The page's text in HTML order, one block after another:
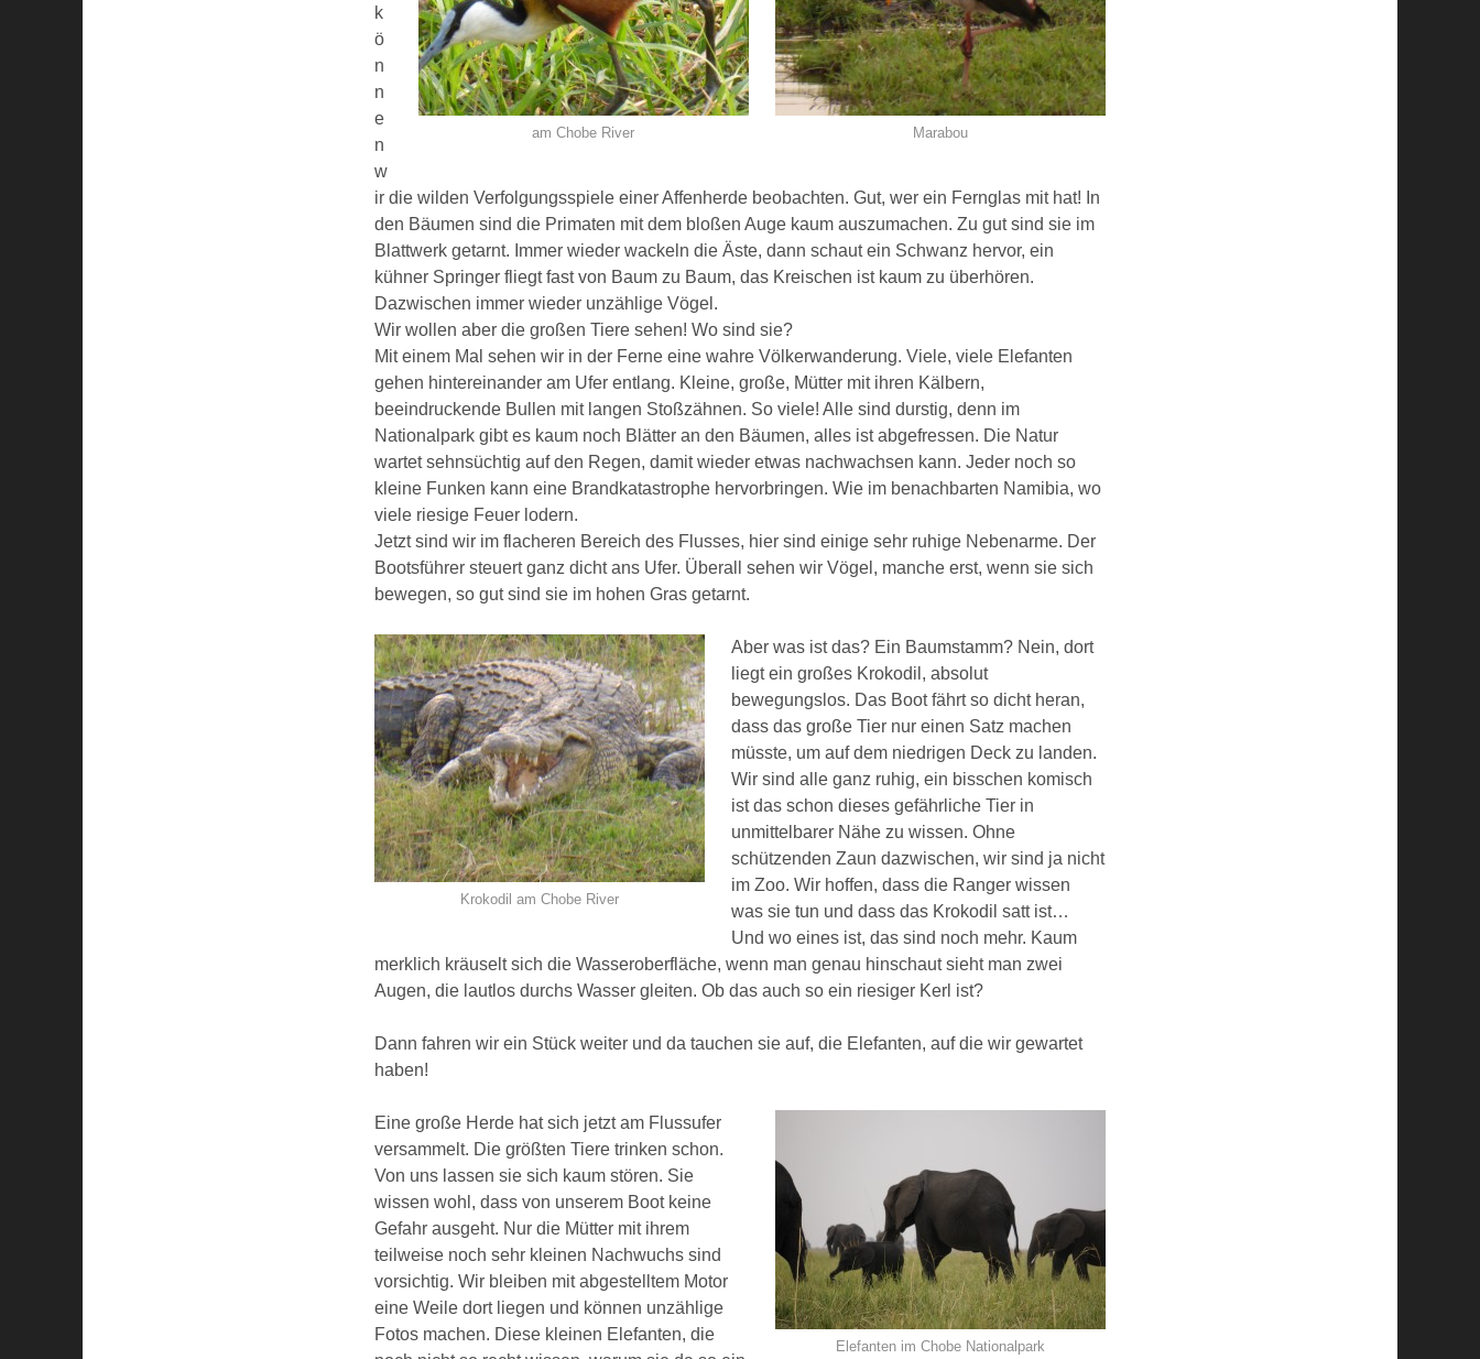
Marabou
am Chobe River
k
ö
n
n
e
n
w
ir die wilden Verfolgungsspiele einer Affenherde beobachten. Gut, wer ein Fernglas mit hat! In
den Bäumen sind die Primaten mit dem bloßen Auge kaum auszumachen. Zu gut sind sie im
Blattwerk getarnt. Immer wieder wackeln die Äste, dann schaut ein Schwanz hervor, ein
kühner Springer fliegt fast von Baum zu Baum, das Kreischen ist kaum zu überhören.
Dazwischen immer wieder unzählige Vögel.
Wir wollen aber die großen Tiere sehen! Wo sind sie?
Mit einem Mal sehen wir in der Ferne eine wahre Völkerwanderung. Viele, viele Elefanten
gehen hintereinander am Ufer entlang. Kleine, große, Mütter mit ihren Kälbern,
beeindruckende Bullen mit langen Stoßzähnen. So viele! Alle sind durstig, denn im
Nationalpark gibt es kaum noch Blätter an den Bäumen, alles ist abgefressen. Die Natur
wartet sehnsüchtig auf den Regen, damit wieder etwas nachwachsen kann. Jeder noch so
kleine Funken kann eine Brandkatastrophe hervorbringen. Wie im benachbarten Namibia, wo
viele riesige Feuer lodern.
Jetzt sind wir im flacheren Bereich des Flusses, hier sind einige sehr ruhige Nebenarme. Der
Bootsführer steuert ganz dicht ans Ufer. Überall sehen wir Vögel, manche erst, wenn sie sich
bewegen, so gut sind sie im hohen Gras getarnt.
Krokodil am Chobe River
Aber was ist das? Ein Baumstamm? Nein, dort
liegt ein großes Krokodil, absolut
bewegungslos. Das Boot fährt so dicht heran,
dass das große Tier nur einen Satz machen
müsste, um auf dem niedrigen Deck zu landen.
Wir sind alle ganz ruhig, ein bisschen komisch
ist das schon dieses gefährliche Tier in
unmittelbarer Nähe zu wissen. Ohne
schützenden Zaun dazwischen, wir sind ja nicht
im Zoo. Wir hoffen, dass die Ranger wissen
was sie tun und dass das Krokodil satt ist…
Und wo eines ist, das sind noch mehr. Kaum
merklich kräuselt sich die Wasseroberfläche, wenn man genau hinschaut sieht man zwei
Augen, die lautlos durchs Wasser gleiten. Ob das auch so ein riesiger Kerl ist?
Dann fahren wir ein Stück weiter und da tauchen sie auf, die Elefanten, auf die wir gewartet
haben!
Elefanten im Chobe Nationalpark
Eine große Herde hat sich jetzt am Flussufer
versammelt. Die größten Tiere trinken schon.
Von uns lassen sie sich kaum stören. Sie
wissen wohl, dass von unserem Boot keine
Gefahr ausgeht. Nur die Mütter mit ihrem
teilweise noch sehr kleinen Nachwuchs sind
vorsichtig. Wir bleiben mit abgestelltem Motor
eine Weile dort liegen und können unzählige
Fotos machen. Diese kleinen Elefanten, die